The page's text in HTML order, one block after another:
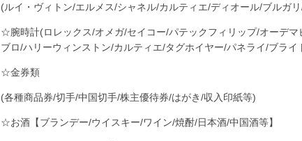
(ルイ・ヴィトン/エルメス/シャネル/カルティエ/ディオール/ブルガ
☆腕時計(ロレックス/オメガ/セイコー/パテックフィリップ/オーデ
ブロ/ハリーウィンストン/カルティエ/タグホイヤー/パネライ/ブライ
☆金券類
(各種商品券/切手/中国切手/株主優待券/はがき/収入印紙等)
☆お酒【ブランデー/ウイスキー/ワイン/焼酎/日本酒/中国酒等】